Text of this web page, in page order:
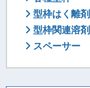
型枠はく離剤
型枠関連溶
スペーサー